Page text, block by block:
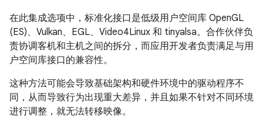
在此集成选项中，标准化接口是低级用户空间库 OpenGL
(ES)、Vulkan、EGL、Video4Linux 和 tinyalsa。合作伙伴负
责协调客机和主机之间的拆分，而应用开发者负责满足与用
户空间库接口的兼容性。
这种方法可能会导致基础架构和硬件环境中的驱动程序不
同，从而导致行为出现重大差异，并且如果不针对不同环境
进行调整，就无法转移映像。